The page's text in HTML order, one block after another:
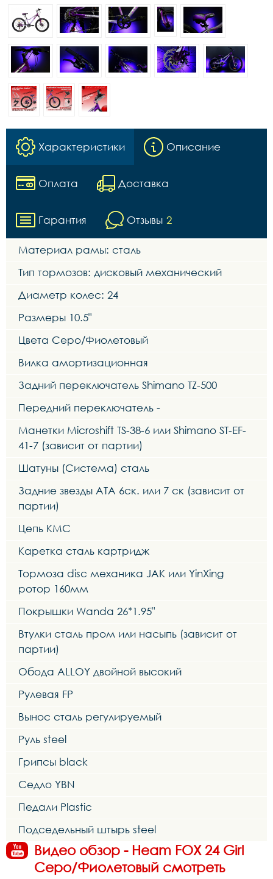
Характеристики Описание
Оплата Доставка
Гарантия Отзывы 2
Материал рамы: сталь
Тип тормозов: дисковый механический
Диаметр колес: 24
Размеры 10.5"
Цвета Серо/Фиолетовый
Вилка амортизационная
Задний переключатель Shimano TZ-500
Передний переключатель -
Манетки Microshift TS-38-6 или Shimano ST-EF-
41-7 (зависит от партии)
Шатуны (Система) сталь
Задние звезды ATA 6ск. или 7 ск (зависит от
партии)
Цепь KMC
Каретка сталь картридж
Тормоза disc механика JAK или YinXing
ротор 160мм
Покрышки Wanda 26*1.95"
Втулки сталь пром или насыпь (зависит от
партии)
Обода ALLOY двойной высокий
Рулевая FP
Вынос сталь регулируемый
Руль steel
Грипсы black
Седло YBN
Педали Plastic
Подседельный штырь steel
Видео обзор - Heam FOX 24 Girl
Серо/Фиолетовый смотреть